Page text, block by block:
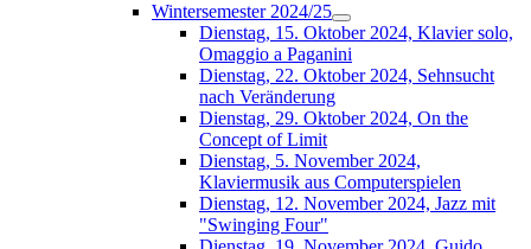
Wintersemester 2024/25
Dienstag, 15. Oktober 2024, Klavier solo,
Omaggio a Paganini
Dienstag, 22. Oktober 2024, Sehnsucht
nach Veränderung
Dienstag, 29. Oktober 2024, On the
Concept of Limit
Dienstag, 5. November 2024,
Klaviermusik aus Computerspielen
Dienstag, 12. November 2024, Jazz mit
"Swinging Four"